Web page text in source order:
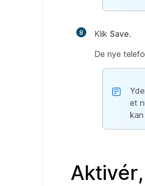
8 Klik Save.
De nye
et
kan